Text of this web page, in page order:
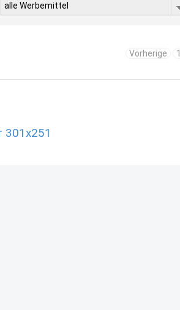
alle Werbemittel
Vorherige 1
301x251